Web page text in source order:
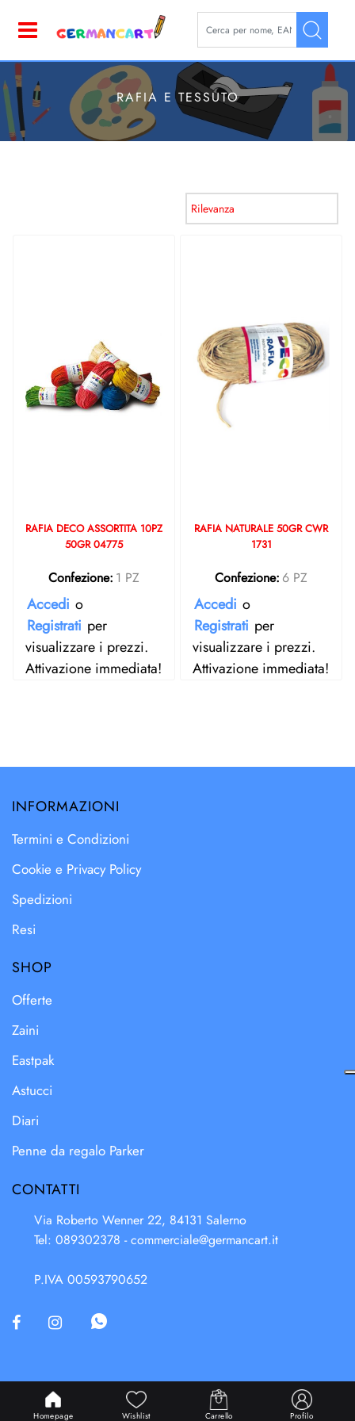
La modifica di un filtro
RAFIA E TESSUTO
RAFIA DECO ASSORTITA 10PZ
50GR 04775
Confezione: 1 PZ
Accedi o
Registrati per
visualizzare i prezzi.
Attivazione immediata!
RAFIA NATURALE 50GR CWR
1731
Confezione: 6 PZ
Accedi o
Registrati per
visualizzare i prezzi.
Attivazione immediata!
Homepage Wishlist Carrello Profilo
INFORMAZIONI
Termini e Condizioni
Cookie e Privacy Policy
Spedizioni
Resi
SHOP
Offerte
Zaini
Eastpak
Astucci
Diari
Penne da regalo Parker
CONTATTI
Via Roberto Wenner 22, 84131 Salerno
Tel: 089302378 -commerciale@germancart.it
P.IVA 00593790652
Powered & Designed byPassepartout